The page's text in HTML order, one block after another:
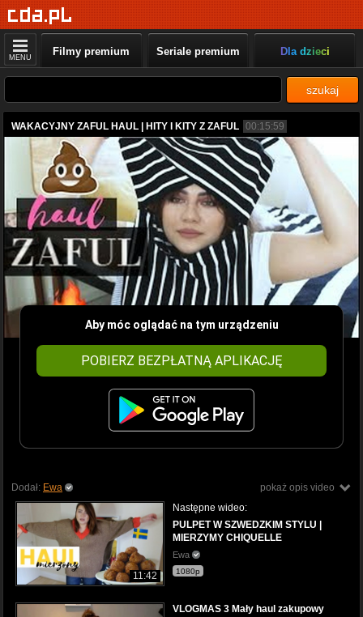
MENU Filmy premium Seriale premium Dla dzieci
szukaj
WAKACYJNY ZAFUL HAUL | HITY I KITY Z ZAFUL 00:15:59
Aby móc oglądać na tym urządzeniu
POBIERZ BEZPŁATNĄ APLIKACJĘ
pokaż opis video
Dodał: Ewa
11:42
Następne wideo:
PULPET W SZWEDZKIM STYLU |
MIERZYMY CHIQUELLE
Ewa
1080p
VLOGMAS 3 Mały haul zakupowy